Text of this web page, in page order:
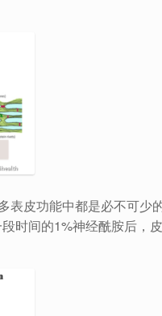
表皮功能中都是必不可少
时间的1%神经酰胺后，